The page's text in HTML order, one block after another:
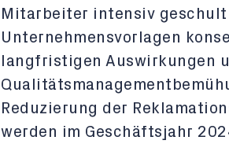
Mitarbeiter intensiv
Unternehmensvorlagen
langfristigen Auswirkungen
Reduzierung der
werden im Geschäftsjahr